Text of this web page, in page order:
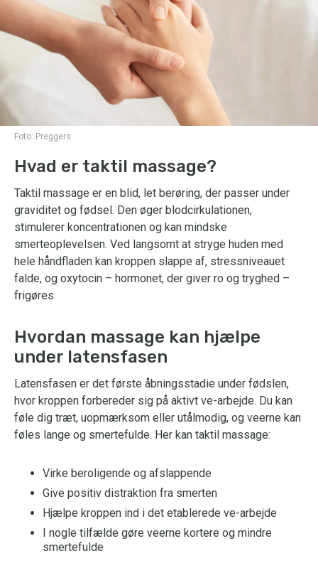
Foto: Preggers
Hvad er taktil massage?
Taktil massage er en blid, let berøring, der passer under
graviditet og fødsel. Den øger blodcirkulationen,
stimulerer koncentrationen og kan mindske
smerteoplevelsen. Ved langsomt at stryge huden med
hele håndfladen kan kroppen slappe af, stressniveauet
falde, og oxytocin – hormonet, der giver ro og tryghed –
frigøres.
Hvordan massage kan hjælpe
under latensfasen
Latensfasen er det første åbningsstadie under fødslen,
hvor kroppen forbereder sig på aktivt ve-arbejde. Du kan
føle dig træt, uopmærksom eller utålmodig, og veerne kan
føles lange og smertefulde. Her kan taktil massage:
Virke beroligende og afslappende
Give positiv distraktion fra smerten
Hjælpe kroppen ind i det etablerede ve-arbejde
I nogle tilfælde gøre veerne kortere og mindre
smertefulde